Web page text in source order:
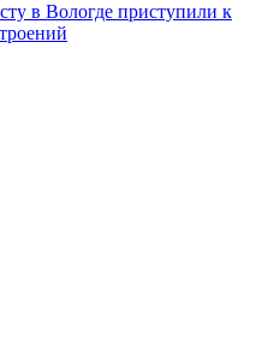
в Вологде приступили к